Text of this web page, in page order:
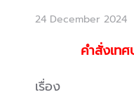
24 December 2024
คำสั่งเท
เรื่อง